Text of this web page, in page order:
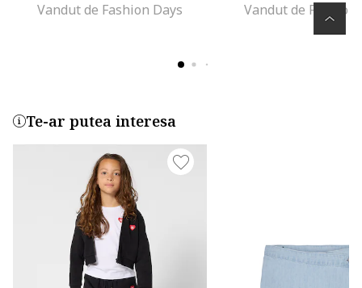
Vandut de Fashion Days
Vandut de Fashion
Te-ar putea interesa